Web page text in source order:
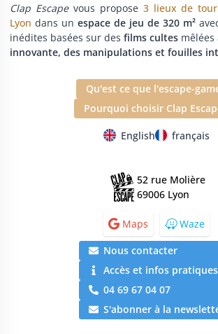
Clap Escapevous propose 3 lieux de
Lyon dans un espace de jeu de 320 m²
inédites basées sur des films cultes mêlées
innovante, des manipulations et fouilles
Qu'est ce que l'escape-
Pourquoi choisir Clap
English français
52 rue Molière
69006 Lyon
Maps Waze
Nous contacter
Accès et infos pratiques
04 69 67 04 07
S'abonner à la